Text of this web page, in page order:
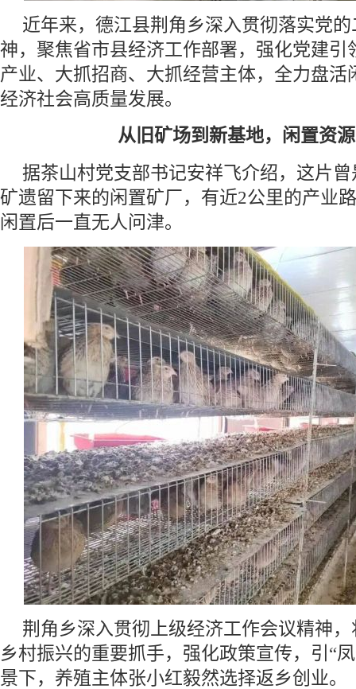
近年来，德江县荆角乡深入贯彻落实党
神，聚焦省市县经济工作部署，强化党建引
产业、大抓招商、大抓经营主体，全力盘活
经济社会高质量发展。
从旧矿场到新基地，闲置资
据茶山村党支部书记安祥飞介绍，这片
矿遗留下来的闲置矿厂，有近2公里的产业
闲置后一直无人问津。
荆角乡深入贯彻上级经济工作会议精神
乡村振兴的重要抓手，强化政策宣传，引“
景下，养殖主体张小红毅然选择返乡创业。